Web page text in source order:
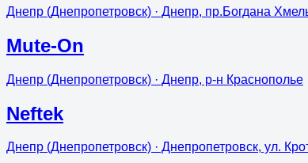
Днепр (Днепропетровск) · Днепр, пр.Богдана
Mute-On
Днепр (Днепропетровск) · Днепр, р-н Краснополье
Neftek
Днепр (Днепропетровск) · Днепропетровск, ул.